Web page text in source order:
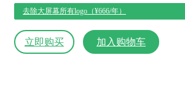
去除大屏幕所有logo（¥666/年）
立即购买 加入购物车